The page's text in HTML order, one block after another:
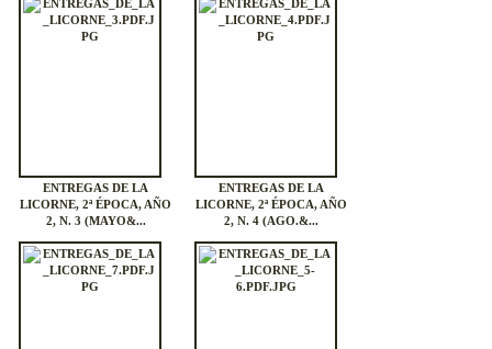
ENTREGAS DE LA
LICORNE, 2ª ÉPOCA, AÑO
2, N. 3 (MAYO&...
ENTREGAS DE LA
LICORNE, 2ª ÉPOCA, AÑO
2, N. 4 (AGO.&...